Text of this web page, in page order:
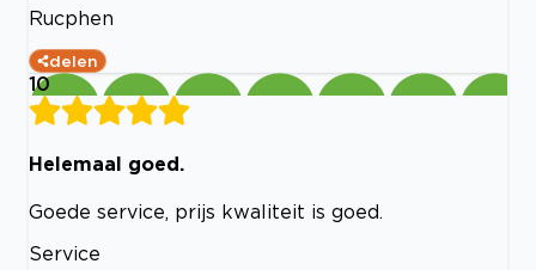
Rucphen
delen
10
Helemaal goed.
Goede service, prijs kwaliteit is goed.
Service